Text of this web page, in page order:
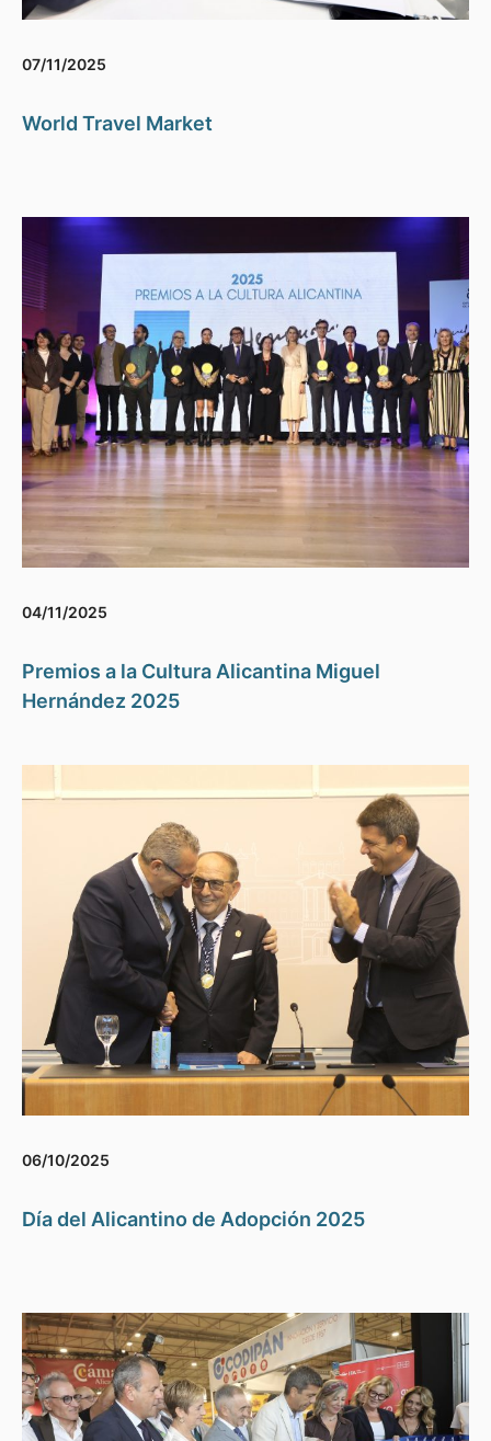
07/11/2025
World Travel Market
04/11/2025
Premios a la Cultura Alicantina Miguel
Hernández 2025
06/10/2025
Día del Alicantino de Adopción 2025